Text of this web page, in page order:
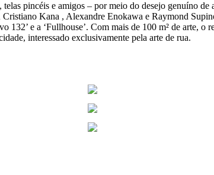
pincéis e amigos – por meio do desejo genuíno
Kana , Alexandre Enokawa e Raymond
132’ e a ‘Fullhouse’. Com mais de 100 m² de arte,
interessado exclusivamente pela arte de rua.